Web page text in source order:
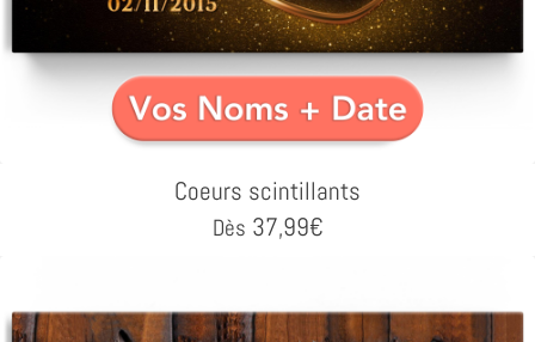
Coeurs scintillants
Dès 37,99€